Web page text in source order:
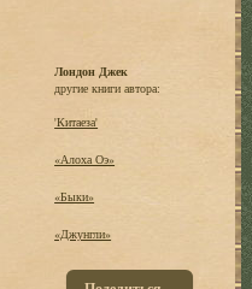
Лондон Джек
другие книги автора:
'Китаеза'
«Алоха Оэ»
«Быки»
«Джунгли»